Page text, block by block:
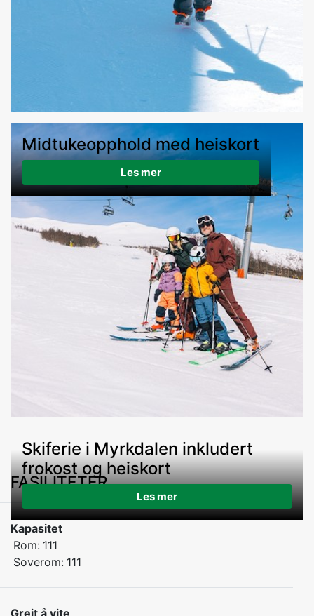
Midtukeopphold med heiskort
Les mer
Skiferie i Myrkdalen inkludert
frokost og heiskort
Les mer
FASILITETER
Kapasitet
Rom: 111
Soverom: 111
Greit å vite